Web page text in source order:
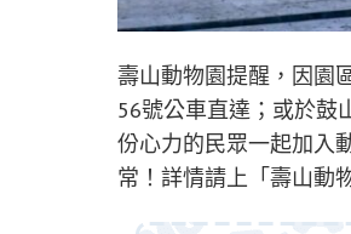
壽山動物園提醒，因園
56號公車直達；或於鼓
份心力的民眾一起加入
常！詳情請上「壽山動